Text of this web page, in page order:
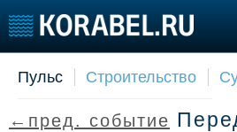
Пульс
Доска
Пульс Строительство
←пред. событие